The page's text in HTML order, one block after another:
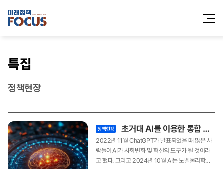
전체메
열기
특집
정책현장
정책현장 초거대 AI를 이용한 통합 연구자원 생성, 관리 서비스 개발
2022년 11월 ChatGPT가 발표되었을 때 많은 사
람들이 AI가 사회변화 및 혁신의 도구가 될 것이라
고 했다. 그리고 2024년 10월 AI는 노벨물리학상